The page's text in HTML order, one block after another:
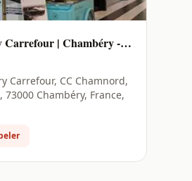
| Chambéry -
Carrefour, CC Chamnord,
73000 Chambéry, France,